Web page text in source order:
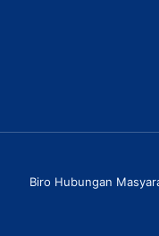
Biro Hubungan